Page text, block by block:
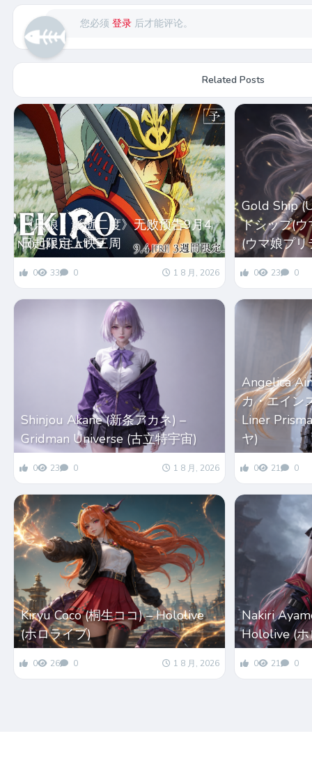
您必须登录 后才能评论。
Related Posts
《只狼：影逝二度》无败预告9月4
日起限定上映三周
0 33 0 1 8 月, 2026
Gold Ship
ドシップ(
(ウマ娘プ
0 23 0
Shinjou Akane (新条アカネ) –
Gridman Universe (古立特宇宙)
0 23 0 1 8 月, 2026
Angelica
カ・エイン
Liner
ヤ)
0 21 0
Kiryu Coco (桐生ココ) – Hololive
(ホロライブ)
0 26 0 1 8 月, 2026
Nakiri
Hololive (ホ
0 21 0